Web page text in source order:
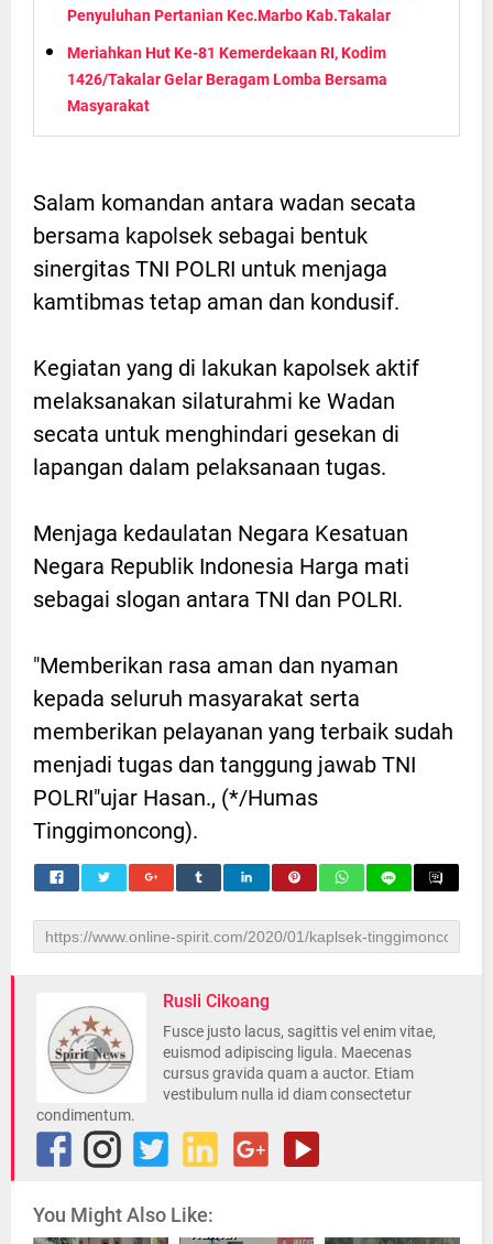
Penyuluhan Pertanian Kec.Marbo Kab.Takalar
Meriahkan Hut Ke-81 Kemerdekaan RI, Kodim
1426/Takalar Gelar Beragam Lomba Bersama
Masyarakat
Salam komandan antara wadan secata
bersama kapolsek sebagai bentuk
sinergitas TNI POLRI untuk menjaga
kamtibmas tetap aman dan kondusif.
Kegiatan yang di lakukan kapolsek aktif
melaksanakan silaturahmi ke Wadan
secata untuk menghindari gesekan di
lapangan dalam pelaksanaan tugas.
Menjaga kedaulatan Negara Kesatuan
Negara Republik Indonesia Harga mati
sebagai slogan antara TNI dan POLRI.
"Memberikan rasa aman dan nyaman
kepada seluruh masyarakat serta
memberikan pelayanan yang terbaik sudah
menjadi tugas dan tanggung jawab TNI
POLRI"ujar Hasan., (*/Humas
Tinggimoncong).
Rusli Cikoang
Fusce justo lacus, sagittis vel enim vitae,
euismod adipiscing ligula. Maecenas
cursus gravida quam a auctor. Etiam
vestibulum nulla id diam consectetur
condimentum.
You Might Also Like:Memutus Mata
Rantai